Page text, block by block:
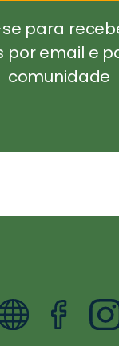
para
por email e
comunidade